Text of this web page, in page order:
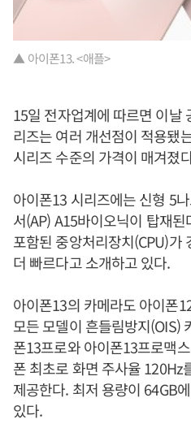
▲ 아이폰13. <애플>
15일 전자업계에 따르면 이날
리즈는 여러 개선점이 적용됐
시리즈 수준의 가격이 매겨졌
아이폰13 시리즈에는 신형 5
서(AP) A15바이오닉이 탑재
포함된 중앙처리장치(CPU)가
더 빠르다고 소개하고 있다.
아이폰13의 카메라도 아이폰
모든 모델이 흔들림방지(OIS)
폰13프로와 아이폰13프로맥
폰 최초로 화면 주사율 120Hz
제공한다. 최저 용량이 64GB
있다.